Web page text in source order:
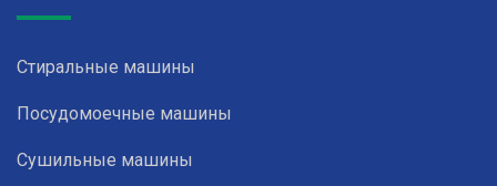
Стиральные машины
Посудомоечные машины
Сушильные машины